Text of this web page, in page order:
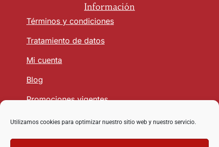
Utilizamos cookies para optimizar nuestro sitio web y nuestro servicio.
Información
Términos y condiciones
Tratamiento de datos
Mi cuenta
Blog
Promociones vigentes
Seguridad y Confianza